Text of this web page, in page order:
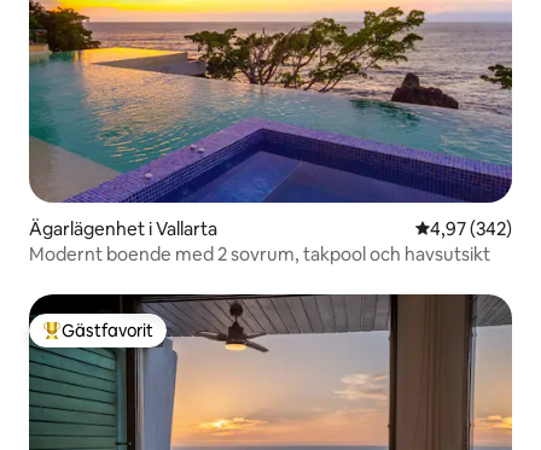
Ägarlägenhet i Vallarta 4,97 av 5 i
4,97 (342)
Modernt boende med 2 sovrum, takpool och havsutsikt
Populär gästfavorit
Gästfavorit